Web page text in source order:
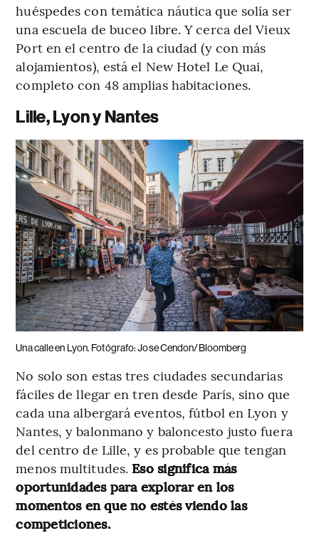
huéspedes con temática náutica que solía ser
una escuela de buceo libre. Y cerca del Vieux
Port en el centro de la ciudad (y con más
alojamientos), está el New Hotel Le Quai,
completo con 48 amplias habitaciones.
Lille, Lyon y Nantes
Una calle en Lyon. Fotógrafo: Jose Cendon/Bloomberg
No solo son estas tres ciudades secundarias
fáciles de llegar en tren desde París, sino que
cada una albergará eventos, fútbol en Lyon y
Nantes, y balonmano y baloncesto justo fuera
del centro de Lille, y es probable que tengan
menos multitudes. Eso significa más
oportunidades para explorar en los
momentos en que no estés viendo las
competiciones.